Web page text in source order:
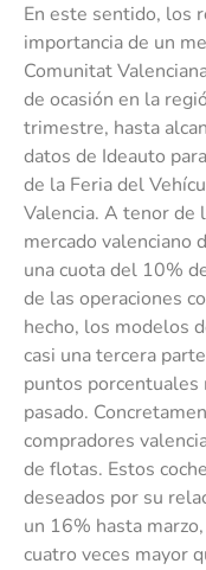
En este sentido, los
importancia de un
Comunitat
de ocasión en la
trimestre, hasta
datos de Ideauto para
de la Feria del
Valencia. A tenor de
mercado valenciano
una cuota del 10%
de las operaciones
hecho, los modelos
casi una tercera
puntos porcentuales
pasado.
compradores
de flotas. Estos
deseados por su
un 16% hasta
cuatro veces mayor